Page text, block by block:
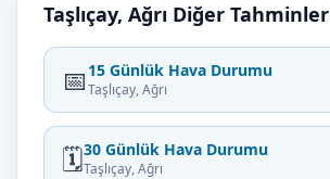
Taşlıçay, Ağrı Diğer Tahminler
📅 15 Günlük Hava Durumu
Taşlıçay, Ağrı
🗓️30 Günlük Hava Durumu
Taşlıçay, Ağrı